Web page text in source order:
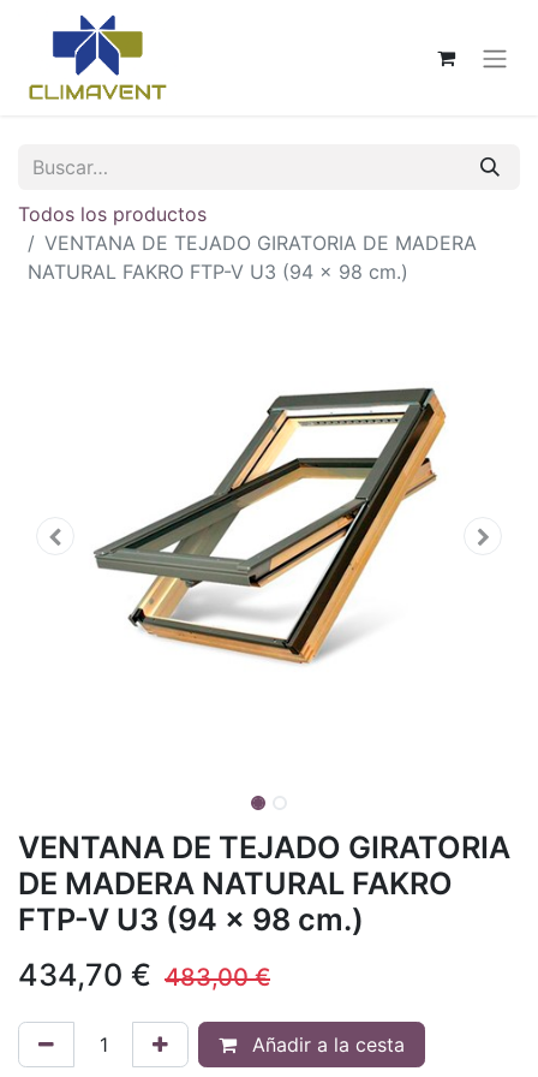
Todos los productos
VENTANA DE TEJADO GIRATORIA DE MADERA
NATURAL FAKRO FTP-V U3 (94 x 98 cm.)
VENTANA DE TEJADO GIRATORIA
DE MADERA NATURAL FAKRO
FTP-V U3 (94 x 98 cm.)
434,70 € 483,00€
Añadir a la cesta